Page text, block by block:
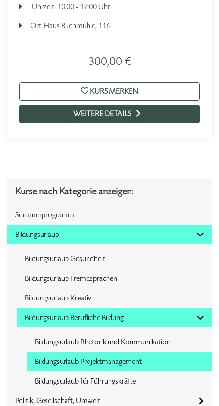
Uhrzeit: 10:00 - 17:00 Uhr
Ort: Haus Buchmühle, 116
300,00 €
KURS MERKEN
WEITERE DETAILS
Kurse nach Kategorie anzeigen:
Sommerprogramm
Bildungsurlaub
Bildungsurlaub Gesundheit
Bildungsurlaub Fremdsprachen
Bildungsurlaub Kreativ
Bildungsurlaub Berufliche Bildung
Bildungsurlaub Rhetorik und Kommunikation
Bildungsurlaub Projektmanagement
Bildungsurlaub für Führungskräfte
Politik, Gesellschaft, Umwelt